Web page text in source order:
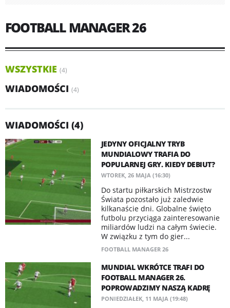
FOOTBALL MANAGER 26
WSZYSTKIE (4)
WIADOMOŚCI (4)
WIADOMOŚCI (4)
JEDYNY OFICJALNY TRYB
MUNDIALOWY TRAFIA DO
POPULARNEJ GRY. KIEDY DEBIUT?
WTOREK, 26 MAJA (16:30)
Do startu piłkarskich Mistrzostw
Świata pozostało już zaledwie
kilkanaście dni. Globalne święto
futbolu przyciąga zainteresowanie
miliardów ludzi na całym świecie.
W związku z tym do gier...
FOOTBALL MANAGER 26
MUNDIAL WKRÓTCE TRAFI DO
FOOTBALL MANAGER 26.
POPROWADZIMY NASZĄ KADRĘ
PONIEDZIAŁEK, 11 MAJA (19:48)